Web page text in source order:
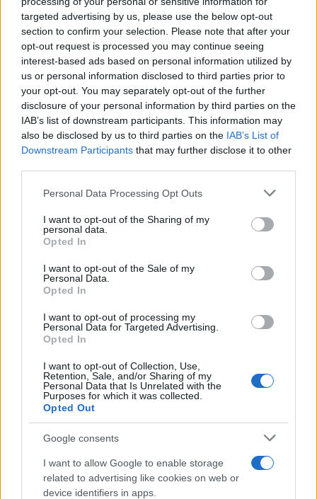
targeted advertising by us, please use the below opt-out
section to confirm your selection. Please note that after your
opt-out request is processed you may continue seeing
interest-based ads based on personal information utilized by
us or personal information disclosed to third parties prior to
your opt-out. You may separately opt-out of the further
disclosure of your personal information by third parties on the
IAB’s list of downstream participants. This information may
also be disclosed by us to third parties on the IAB’s List of
Downstream Participants that may further disclose it to other
Please note that this website/app uses one or more Google
not limited to your visit or usage behaviour. You may click to
grant or deny consent to Google and its third-party tags to
use your data for below specified purposes in below Google
consent section.
Personal Data Processing Opt Outs
I want to opt-out of the Sharing of my
personal data.
Opted In
I want to opt-out of the Sale of my
Personal Data.
Opted In
I want to opt-out of processing my
Personal Data for Targeted Advertising.
Opted In
I want to opt-out of Collection, Use,
Retention, Sale, and/or Sharing of my
Personal Data that Is Unrelated with the
Purposes for which it was collected.
Opted Out
Google consents
I want to allow Google to enable storage
related to advertising like cookies on web or
device identifiers in apps.
DESTINAZIONE D'USO:questa linea è consigliata
per i seguenti settori: logistica; servizi; trasporti;
industria leggera; industria microelettronica;
settore alimentare. Non è consigliata per
industria pesante ed edilizia.
Potrebbero piacerti anche
Gilet da lavoro smanicato alta visibilità Rossini Basic
Gilet da lavoro smanicato alta visibilità Rossini Basic Hi-
Vis Giallo, Arancione